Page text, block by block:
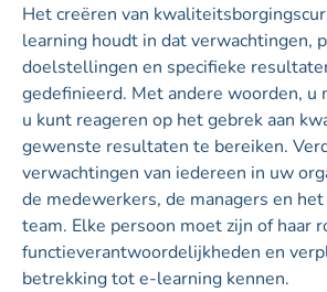
Het creëren van
learning houdt in dat verwachtingen,
doelstellingen en specifieke
gedefinieerd. Met andere woorden, u
u kunt reageren op het gebrek aan
gewenste resultaten te bereiken.
verwachtingen van iedereen in uw
de medewerkers, de managers en
team. Elke persoon moet zijn of haar
functieverantwoordelijkheden en
betrekking tot e-learning kennen.